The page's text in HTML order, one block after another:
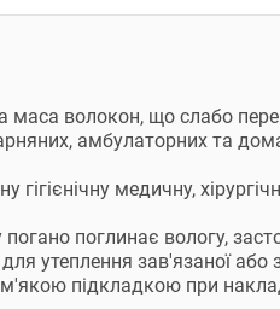
волокон, що слабо
амбулаторних та
гігієнічну медичну,
поглинає вологу,
утеплення зав'язаної або
підкладкою при